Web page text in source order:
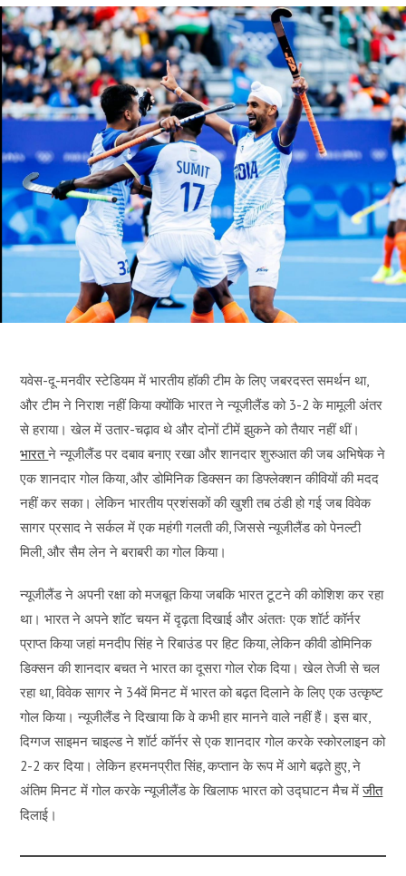
यवेस-दू-मनवीर स्टेडियम में भारतीय हॉकी टीम के लिए जबरदस्त समर्थन था,
और टीम ने निराश नहीं किया क्योंकि भारत ने न्यूजीलैंड को 3-2 के मामूली अंतर
से हराया। खेल में उतार-चढ़ाव थे और दोनों टीमें झुकने को तैयार नहीं थीं।
भारतने न्यूजीलैंड पर दबाव बनाए रखा और शानदार शुरुआत की जब अभिषेक ने
एक शानदार गोल किया, और डोमिनिक डिक्सन का डिफ्लेक्शन कीवियों की मदद
नहीं कर सका। लेकिन भारतीय प्रशंसकों की खुशी तब ठंडी हो गई जब विवेक
सागर प्रसाद ने सर्कल में एक महंगी गलती की, जिससे न्यूजीलैंड को पेनल्टी
मिली, और सैम लेन ने बराबरी का गोल किया।
न्यूजीलैंड ने अपनी रक्षा को मजबूत किया जबकि भारत टूटने की कोशिश कर रहा
था। भारत ने अपने शॉट चयन में दृढ़ता दिखाई और अंततः एक शॉर्ट कॉर्नर
प्राप्त किया जहां मनदीप सिंह ने रिबाउंड पर हिट किया, लेकिन कीवी डोमिनिक
डिक्सन की शानदार बचत ने भारत का दूसरा गोल रोक दिया। खेल तेजी से चल
रहा था, विवेक सागर ने 34वें मिनट में भारत को बढ़त दिलाने के लिए एक उत्कृष्ट
गोल किया। न्यूजीलैंड ने दिखाया कि वे कभी हार मानने वाले नहीं हैं। इस बार,
दिग्गज साइमन चाइल्ड ने शॉर्ट कॉर्नर से एक शानदार गोल करके स्कोरलाइन को
2-2 कर दिया। लेकिन हरमनप्रीत सिंह, कप्तान के रूप में आगे बढ़ते हुए, ने
अंतिम मिनट में गोल करके न्यूजीलैंड के खिलाफ भारत को उद्घाटन मैच मेंजीत
दिलाई।